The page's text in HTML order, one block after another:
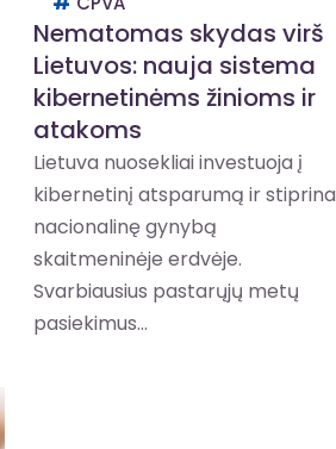
Nematomas skydas virš
Lietuvos: nauja sistema
kibernetinėms žinioms ir
atakoms
Lietuva nuosekliai investuoja į
kibernetinį atsparumą ir stiprina
nacionalinę gynybą
skaitmeninėje erdvėje.
Svarbiausius pastarųjų metų
pasiekimus...